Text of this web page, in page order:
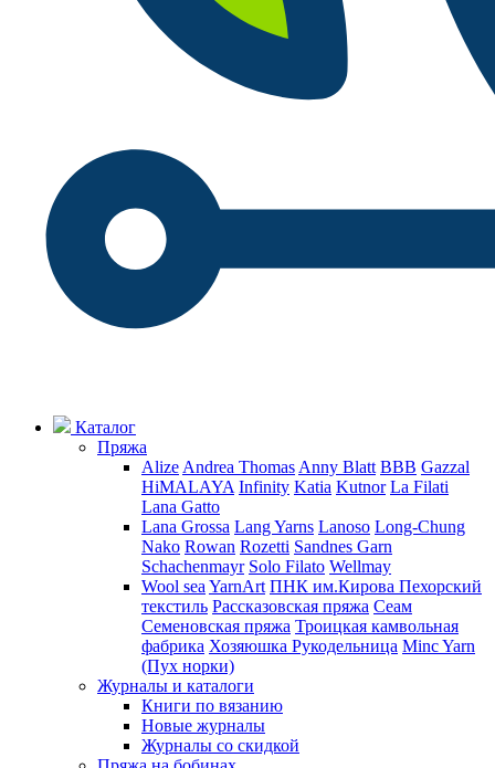
Каталог
Пряжа
Alize Andrea Thomas Anny Blatt BBB Gazzal
HiMALAYA Infinity Katia Kutnor La Filati
Lana Gatto
Lana Grossa Lang Yarns Lanoso Long-Chung
Nako Rowan Rozetti Sandnes Garn
Schachenmayr Solo Filato Wellmay
Wool sea YarnArt ПНК им.Кирова Пехорский
текстиль Рассказовская пряжа Сеам
Семеновская пряжа Троицкая камвольная
фабрика Хозяюшка Рукодельница Minc Yarn
(Пух норки)
Журналы и каталоги
Книги по вязанию
Новые журналы
Журналы со скидкой